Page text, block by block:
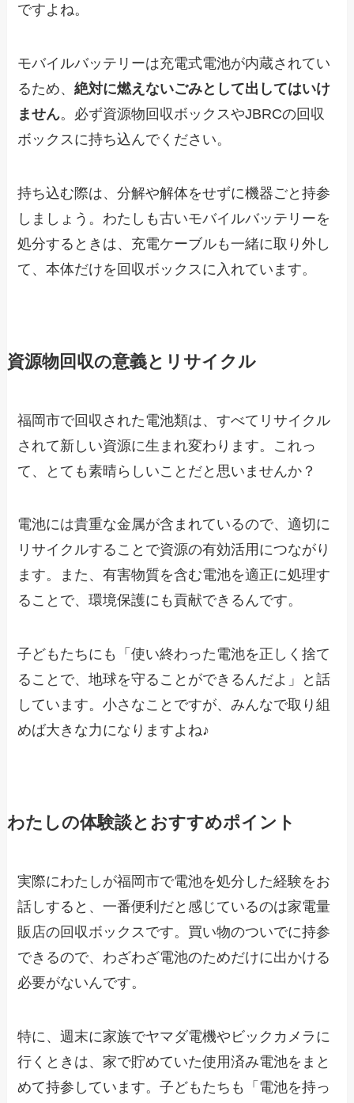
ですよね。
モバイルバッテリーは充電式電池が内蔵されてい
るため、絶対に燃えないごみとして出してはいけ
ません。必ず資源物回収ボックスやJBRCの回収
ボックスに持ち込んでください。
持ち込む際は、分解や解体をせずに機器ごと持参
しましょう。わたしも古いモバイルバッテリーを
処分するときは、充電ケーブルも一緒に取り外し
て、本体だけを回収ボックスに入れています。
資源物回収の意義とリサイクル
福岡市で回収された電池類は、すべてリサイクル
されて新しい資源に生まれ変わります。これっ
て、とても素晴らしいことだと思いませんか？
電池には貴重な金属が含まれているので、適切に
リサイクルすることで資源の有効活用につながり
ます。また、有害物質を含む電池を適正に処理す
ることで、環境保護にも貢献できるんです。
子どもたちにも「使い終わった電池を正しく捨て
ることで、地球を守ることができるんだよ」と話
しています。小さなことですが、みんなで取り組
めば大きな力になりますよね♪
わたしの体験談とおすすめポイント
実際にわたしが福岡市で電池を処分した経験をお
話しすると、一番便利だと感じているのは家電量
販店の回収ボックスです。買い物のついでに持参
できるので、わざわざ電池のためだけに出かける
必要がないんです。
特に、週末に家族でヤマダ電機やビックカメラに
行くときは、家で貯めていた使用済み電池をまと
めて持参しています。子どもたちも「電池を持っ